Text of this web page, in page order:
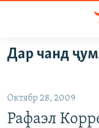
Ҷаҳиш
ба
аслӣ
Ҷаҳиш
ба
ГӮШАҲО
РӮЗГОРИ МУҲОҶИР
Дар чанд
Октябр 28, 2009
Рафаэл